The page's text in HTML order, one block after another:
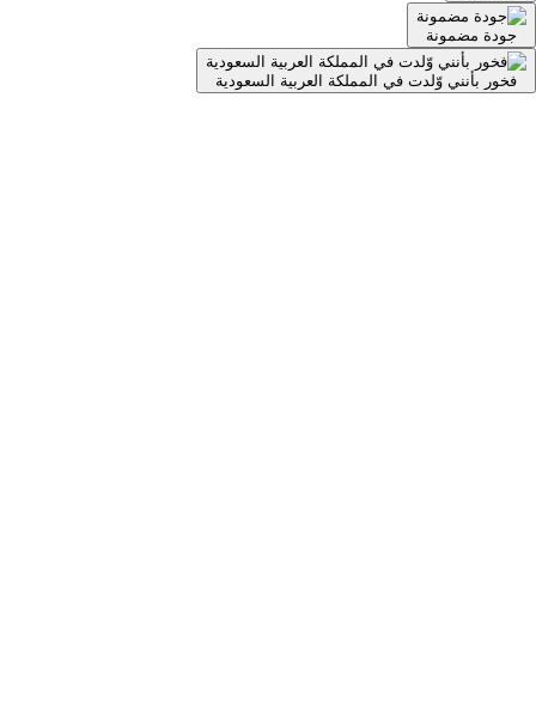
جودة مضمونة
فخور بأنني وّلدت في المملكة العربية السعودية